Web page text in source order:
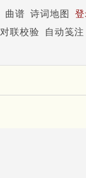
曲谱 诗词地图
对联校验
自动笺注